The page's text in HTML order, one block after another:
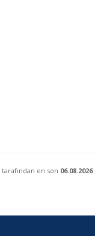
tarafından en son 06.08.2026